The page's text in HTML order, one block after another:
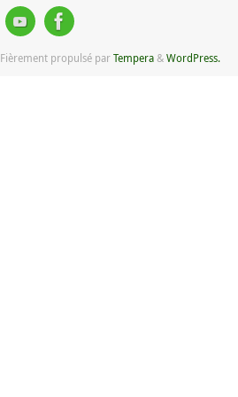
Fièrement propulsé parTempera&WordPress.